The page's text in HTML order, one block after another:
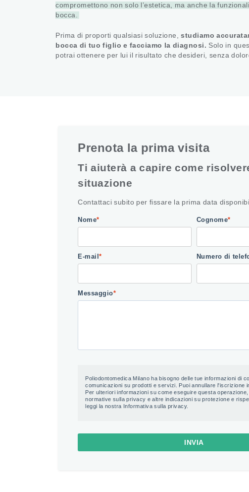
compromettono non solo l’estetica, ma anche la
bocca.
Prima di proporti qualsiasi soluzione,studiamo
bocca di tuo figlio e facciamo la diagnosi. Solo in
potrai ottenere per lui il risultato che desideri, senza
Prenota la prima visita
Ti aiuterà a capire come
situazione
Contattaci subito per fissare la prima data